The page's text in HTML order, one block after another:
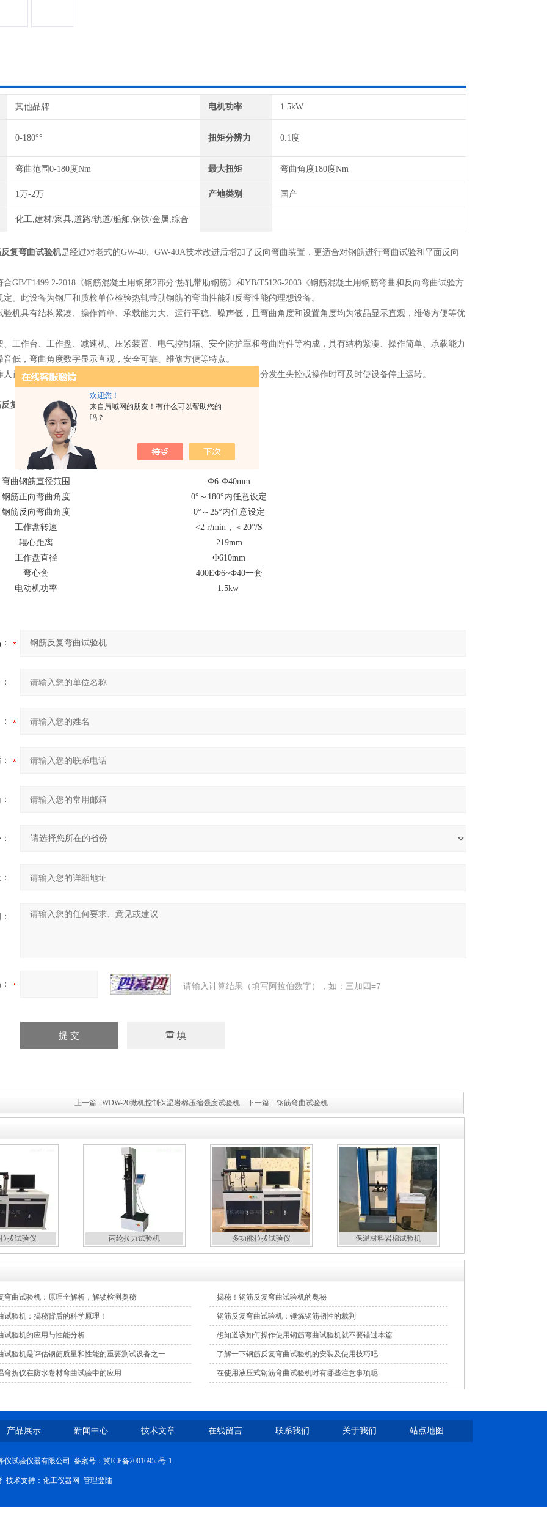
欢迎您！
来自局域网的朋友！有什么可以帮助您的
吗？
其他品牌 电机功率 1.5kW
0-180°° 扭矩分辨力 0.1度
弯曲范围0-180度Nm 最大扭矩 弯曲角度180度Nm
1万-2万 产地类别 国产
化工,建材/家具,道路/轨道/船舶,钢铁/金属,综合
复弯曲试验机是经过对老式的GW-40、GW-40A技术改进后增加了反向弯曲装置，更适合对钢筋进行弯曲试验和平面反向
T1499.2-2018《钢筋混凝土用钢第2部分:热轧带肋钢筋》和YB/T5126-2003《钢筋混凝土用钢筋弯曲和反向弯曲试验方
。此设备为钢厂和质检单位检验热轧带肋钢筋的弯曲性能和反弯性能的理想设备。
具有结构紧凑、操作简单、承载能力大、运行平稳、噪声低，且弯曲角度和设置角度均为液晶显示直观，维修方便等优
作台、工作盘、减速机、压紧装置、电气控制箱、安全防护罩和弯曲附件等构成，具有结构紧凑、操作简单、承载能力
音低，弯曲角度数字显示直观，安全可靠、维修方便等特点。
和设备的安全，试验机还配备了可靠的限位机构，当电气控制部分发生失控或操作时可及时使设备停止运转。
复弯曲试验机规格：
产品型号
弯曲钢筋直径范围
Ф6-Ф40mm
钢筋正向弯曲角度
0°～180°内任意设定
钢筋反向弯曲角度
0°～25°内任意设定
工作盘转速
<2 r/min，＜20°/S
辊心距离
219mm
工作盘直径
Ф610mm
弯心套
400EФ6~Ф40一套
电动机功率
1.5kw
请输入计算结果（填写阿拉伯数字），如：三加四=7
上一篇 : WDW-20微机控制保温岩棉压缩强度试验机下一篇 : 钢筋弯曲试验机
拔试验仪 丙纶拉力试验机 多功能拉拔试验仪 保温材料岩棉试验机
弯曲试验机：原理全解析，解锁检测奥秘 揭秘！钢筋反复弯曲试验机的奥秘
试验机：揭秘背后的科学原理！ 钢筋反复弯曲试验机：锤炼钢筋韧性的裁判
试验机的应用与性能分析 想知道该如何操作使用钢筋弯曲试验机就不要错过本篇
试验机是评估钢筋质量和性能的重要测试设备之一 了解一下钢筋反复弯曲试验机的安装及使用技巧吧
弯折仪在防水卷材弯曲试验中的应用 在使用液压式钢筋弯曲试验机时有哪些注意事项呢
产品展示 新闻中心 技术文章 在线留言 联系我们 关于我们 站点地图
仪试验仪器有限公司 备案号：冀ICP备20016955号-1
技术支持： 化工仪器网 管理登陆